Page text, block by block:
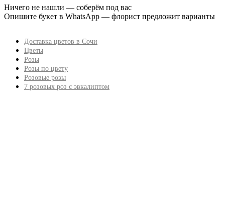
Ничего не нашли — соберём под вас
Опишите букет в WhatsApp — флорист предложит варианты
Доставка цветов в Сочи
Цветы
Розы
Розы по цвету
Розовые розы
7 розовых роз с эвкалиптом